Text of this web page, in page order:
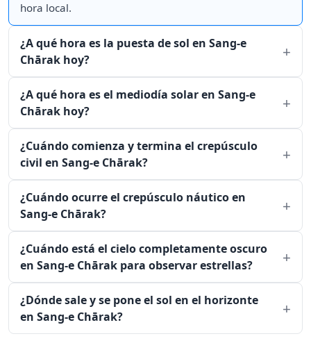
hora local.
¿A qué hora es la puesta de sol en Sang-e
Chārak hoy?
¿A qué hora es el mediodía solar en Sang-e
Chārak hoy?
¿Cuándo comienza y termina el crepúsculo
civil en Sang-e Chārak?
¿Cuándo ocurre el crepúsculo náutico en
Sang-e Chārak?
¿Cuándo está el cielo completamente oscuro
en Sang-e Chārak para observar estrellas?
¿Dónde sale y se pone el sol en el horizonte
en Sang-e Chārak?